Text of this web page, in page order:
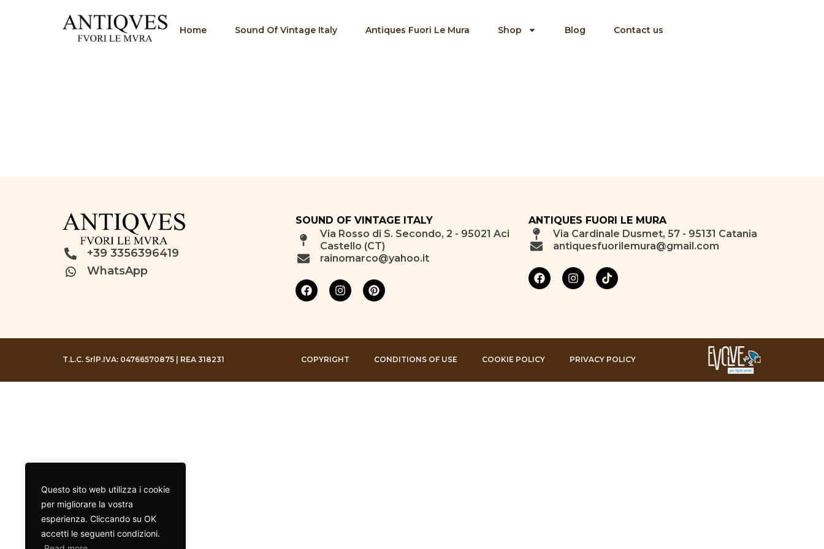
Questo sito web utilizza i cookie
per migliorare la vostra
esperienza. Cliccando su OK
accetti le seguenti condizioni.
Home Sound Of Vintage Italy Antiques Fuori Le Mura Shop Blog Contact us
+39 3356396419
WhatsApp
SOUND OF VINTAGE ITALY
Via Rosso di S. Secondo, 2 - 95021 Aci
Castello (CT)
rainomarco@yahoo.it
ANTIQUES FUORI LE MURA
Via Cardinale Dusmet, 57 - 95131 Catania
antiquesfuorilemura@gmail.com
T.L.C. Srl P.IVA: 04766570875 | REA 318231 COPYRIGHT CONDITIONS OF USE COOKIE POLICY PRIVACY POLICY